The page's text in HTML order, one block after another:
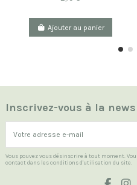
Ajouter au panier
Inscrivez-vous à la
Vous pouvez vous désinscrire à tout moment.
contact dans les conditions d'utilisation du site.